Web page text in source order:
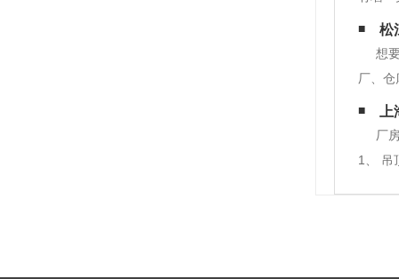
避免
写字
松
想
厂、
术，
饰公
厂
1、 吊